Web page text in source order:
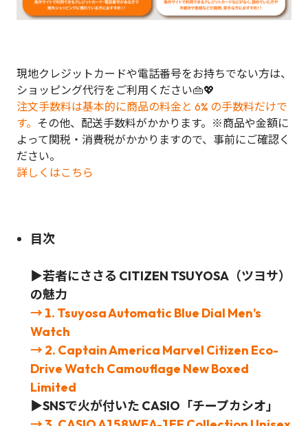
現地クレジットカードや電話番号をお持ちでない方は、
ショッピング代行をご利用ください👜💖
注文手数料は基本的に商品の料金と 6% の手数料だけで
す。 その他、配送手数料がかかります。※商品や金額に
よって関税・消費税がかかりますので、事前にご確認く
ださい。
詳しくはこちら
目次
▶若者にささる CITIZEN TSUYOSA（ツヨサ）
の魅力
→ 1. Tsuyosa Automatic Blue Dial Men’s
Watch
→ 2. Captain America Marvel Citizen Eco-
Drive Watch Camouflage New Boxed
Limited
▶SNSで火が付いた CASIO「チープカシオ」